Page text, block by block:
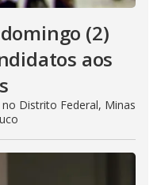
(2)
aos
Distrito Federal, Minas